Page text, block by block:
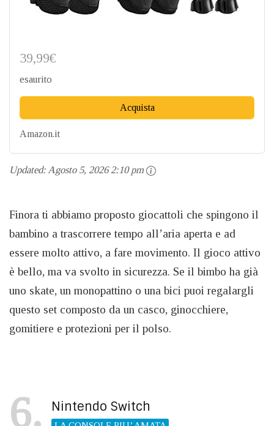
39,99€
esaurito
Acquista
Amazon.it
Updated:Agosto 5, 2026 2:10 pm
Finora ti abbiamo proposto giocattoli che spingono il
bambino a trascorrere tempo all’aria aperta e ad
essere molto attivo, a fare movimento. Il gioco attivo
è bello, ma va svolto in sicurezza. Se il bimbo ha già
uno skate, un monopattino o una bici puoi regalargli
questo set composto da un casco, ginocchiere,
gomitiere e protezioni per il polso.
6 Nintendo Switch